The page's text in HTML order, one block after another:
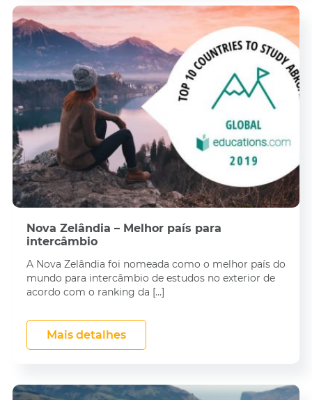
Nova Zelândia – Melhor país para
intercâmbio
A Nova Zelândia foi nomeada como o melhor país do
mundo para intercâmbio de estudos no exterior de
acordo com o ranking da […]
Mais detalhes